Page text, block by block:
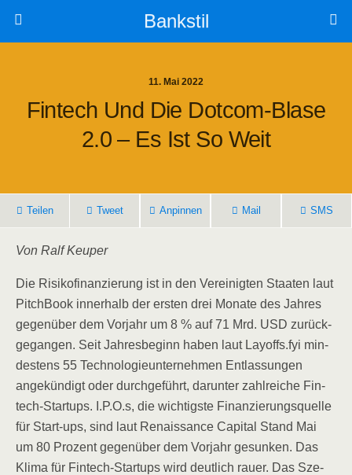
Bankstil
11. Mai 2022
Fin­tech Und Die Dot­com-Bla­se
2.0 – Es Ist So Weit
Tei­len Tweet Anpin­nen Mail SMS
Von Ralf Keuper
Die Risi­ko­fi­nan­zie­rung ist in den Ver­ei­nig­ten Staa­ten laut
Pitch­Book inner­halb der ers­ten drei Mona­te des Jah­res
gegen­über dem Vor­jahr um 8 % auf 71 Mrd. USD zurück­
ge­gan­gen. Seit Jah­res­be­ginn haben laut Layoffs.fyi min­
des­tens 55 Tech­no­lo­gie­un­ter­neh­men Ent­las­sun­gen
ange­kün­digt oder durch­ge­führt, dar­un­ter zahl­rei­che Fin­
tech-Start­ups. I.P.O.s, die wich­tigs­te Finan­zie­rungs­quel­le
für Start-ups, sind laut Renais­sance Capi­tal Stand Mai
um 80 Pro­zent gegen­über dem Vor­jahr gesun­ken. Das
Kli­ma für Fin­tech-Start­ups wird deut­lich rau­er. Das Sze­